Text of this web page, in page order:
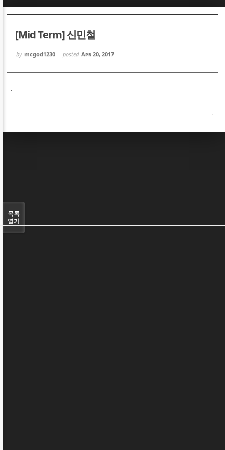
[Mid Term] 신민철
by mcgod1230 posted Apr 20, 2017
.
목록
열기
Sketchbook5, 스케치북5
Sketchbook5, 스케치북5
Sketchbook5, 스케치북5
Sketchbook5, 스케치북5